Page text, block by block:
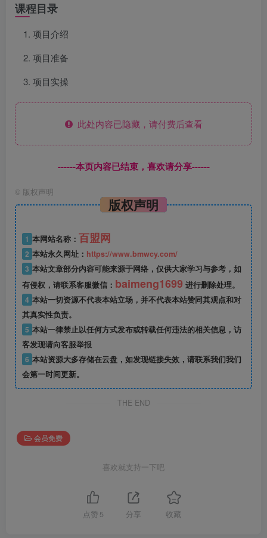
课程目录
项目介绍
项目准备
项目实操
此处内容已隐藏，请付费后查看
------本页内容已结束，喜欢请分享------
© 版权声明
版权声明
1 本网站名称： 百盟网
2 本站永久网址： https://www.bmwcy.com/
3 本站文章部分内容可能来源于网络，仅供大家学习与参考，如
有侵权，请联系客服微信： baimeng1699 进行删除处理。
4 本站一切资源不代表本站立场，并不代表本站赞同其观点和对
其真实性负责。
5 本站一律禁止以任何方式发布或转载任何违法的相关信息，访
客发现请向客服举报
6 本站资源大多存储在云盘，如发现链接失效，请联系我们我们
会第一时间更新。
THE END
会员免费
喜欢就支持一下吧
点赞 5 分享 收藏